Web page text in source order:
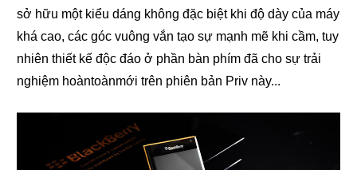
sở hữu một kiểu dáng không đặc biệt khi độ dày của máy
khá cao, các góc vuông vắn tạo sự mạnh mẽ khi cầm, tuy
nhiên thiết kế độc đáo ở phần bàn phím đã cho sự trải
nghiệm hoàntoànmới trên phiên bản Priv này...